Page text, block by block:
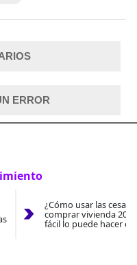
ERROR
¿Cómo usar las
comprar vivienda
fácil lo puede hacer